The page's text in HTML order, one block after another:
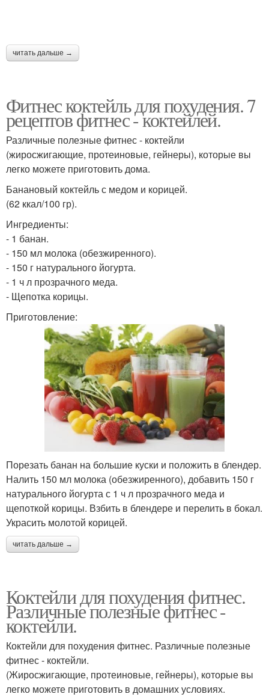
читать дальше →
Фитнес коктейль для похудения. 7
рецептов фитнес - коктейлей.
Различные полезные фитнес - коктейли
(жиросжигающие, протеиновые, гейнеры), которые вы
легко можете приготовить дома.
Банановый коктейль с медом и корицей.
(62 ккал/100 гр).
Ингредиенты:
- 1 банан.
- 150 мл молока (обезжиренного).
- 150 г натурального йогурта.
- 1 ч л прозрачного меда.
- Щепотка корицы.
Приготовление:
Порезать банан на большие куски и положить в блендер.
Налить 150 мл молока (обезжиренного), добавить 150 г
натурального йогурта с 1 ч л прозрачного меда и
щепоткой корицы. Взбить в блендере и перелить в бокал.
Украсить молотой корицей.
читать дальше →
Коктейли для похудения фитнес.
Различные полезные фитнес -
коктейли.
Коктейли для похудения фитнес. Различные полезные
фитнес - коктейли.
(Жиросжигающие, протеиновые, гейнеры), которые вы
легко можете приготовить в домашних условиях.